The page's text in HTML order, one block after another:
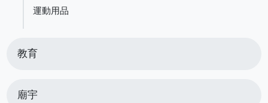
運動用品
教育
廟宇